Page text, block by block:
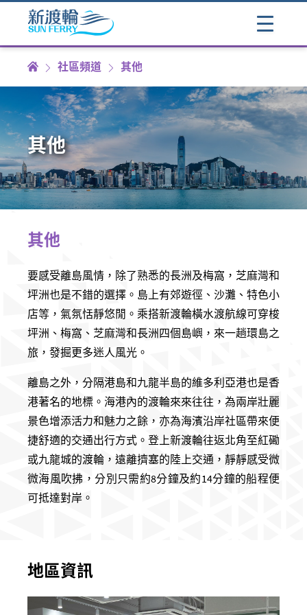
社區頻道 其他
其他
其他
要感受離島風情，除了熟悉的長洲及梅窩，芝麻灣和
坪洲也是不錯的選擇。島上有郊遊徑、沙灘、特色小
店等，氣氛恬靜悠閒。乘搭新渡輪橫水渡航線可穿梭
坪洲、梅窩、芝麻灣和長洲四個島嶼，來一趟環島之
旅，發掘更多迷人風光。
離島之外，分隔港島和九龍半島的維多利亞港也是香
港著名的地標。海港內的渡輪來來往往，為兩岸壯麗
景色增添活力和魅力之餘，亦為海濱沿岸社區帶來便
捷舒適的交通出行方式。登上新渡輪往返北角至紅磡
或九龍城的渡輪，遠離擠塞的陸上交通，靜靜感受微
微海風吹拂，分別只需約8分鐘及約14分鐘的船程便
可抵達對岸。
地區資訊